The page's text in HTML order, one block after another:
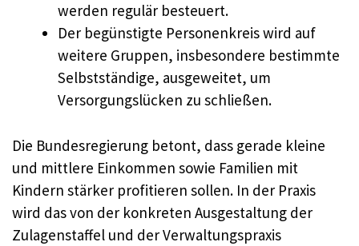
werden regulär besteuert.
Der begünstigte Personenkreis wird auf
weitere Gruppen, insbesondere bestimmte
Selbstständige, ausgeweitet, um
Versorgungslücken zu schließen.
Die Bundesregierung betont, dass gerade kleine
und mittlere Einkommen sowie Familien mit
Kindern stärker profitieren sollen. In der Praxis
wird das von der konkreten Ausgestaltung der
Zulagenstaffel und der Verwaltungspraxis